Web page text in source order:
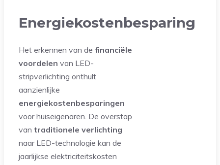
Energiekostenbesparing
Het erkennen van de financiële
voordelen van LED-
stripverlichting onthult
aanzienlijke
energiekostenbesparingen
voor huiseigenaren. De overstap
van traditionele verlichting
naar LED-technologie kan de
jaarlijkse elektriciteitskosten